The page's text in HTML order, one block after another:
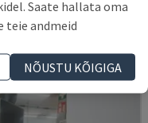
14.000 €
Saate hallata oma
teie andmeid
NÕUSTU KÕIGIGA